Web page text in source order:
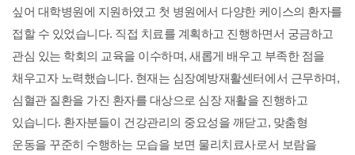
싶어 대학병원에 지원하였고 첫 병원에서 다양한 케이스의 환자를
접할 수 있었습니다. 직접 치료를 계획하고 진행하면서 궁금하고
관심 있는 학회의 교육을 이수하며, 새롭게 배우고 부족한 점을
채우고자 노력했습니다. 현재는 심장예방재활센터에서 근무하며,
심혈관 질환을 가진 환자를 대상으로 심장 재활을 진행하고
있습니다. 환자분들이 건강관리의 중요성을 깨닫고, 맞춤형
운동을 꾸준히 수행하는 모습을 보면 물리치료사로서 보람을